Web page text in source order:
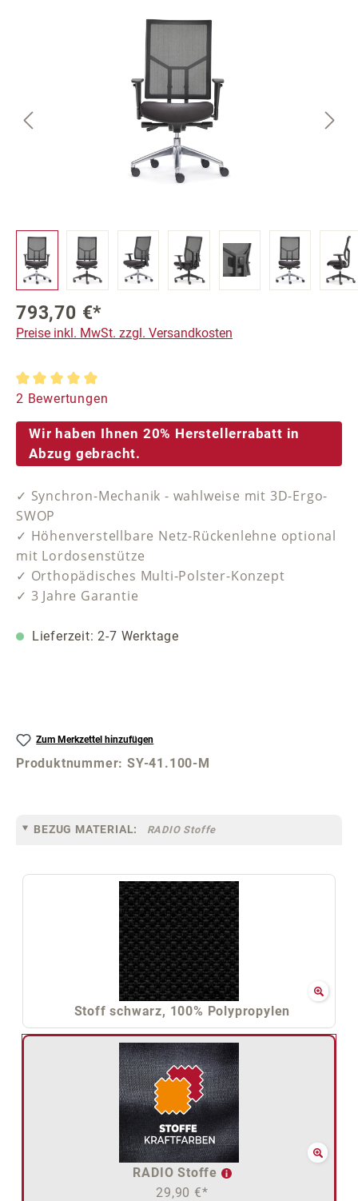
Bildergalerie überspringen
793,70 €*
Preise inkl. MwSt. zzgl. Versandkosten
Durchschnittliche Bewertung von 5 von 5 Sternen
2 Bewertungen
Wir haben Ihnen 20% Herstellerrabatt in
Abzug gebracht.
✓ Synchron-Mechanik - wahlweise mit 3D-Ergo-
SWOP
✓ Höhenverstellbare Netz-Rückenlehne optional
mit Lordosenstütze
✓ Orthopädisches Multi-Polster-Konzept
✓ 3 Jahre Garantie
Lieferzeit: 2-7 Werktage
Zum Merkzettel hinzufügen
Produktnummer:SY-41.100-M
BEZUG MATERIAL: RADIO Stoffe
Stoff schwarz, 100% Polypropylen
RADIO Stoffe
29,90 €*